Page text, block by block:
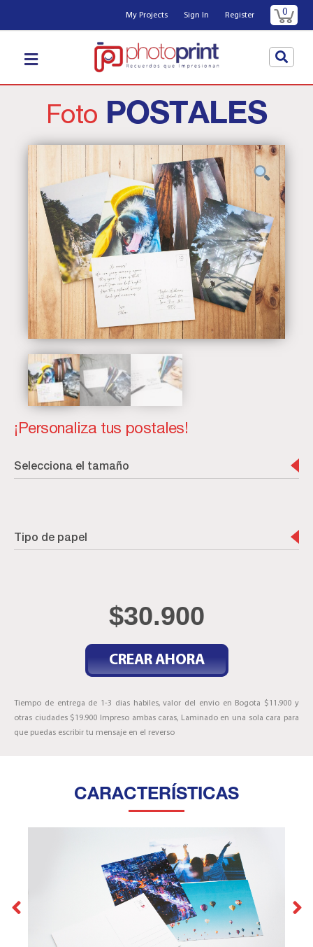
My Projects Sign In Register 0
FotoPOSTALES
¡Personaliza tus postales!
Selecciona el tamaño
Tipo de papel
$30.900
CREAR AHORA
Tiempo de entrega de 1-3 dias habiles, valor del envio en Bogota $11.900 y
otras ciudades $19.900 Impreso ambas caras, Laminado en una sola cara para
que puedas escribir tu mensaje en el reverso
CARACTERÍSTICAS